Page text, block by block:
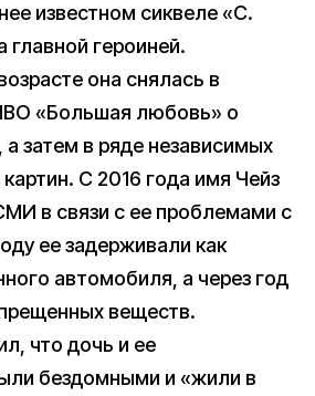
известном сиквеле «С.
главной героиней.
она снялась в
«Большая любовь» о
затем в ряде независимых
С 2016 года имя Чейз
в связи с ее проблемами с
ее задерживали как
автомобиля, а через год
веществ.
что дочь и ее
бездомными и «жили в